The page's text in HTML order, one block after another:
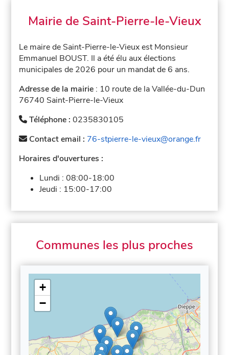
Mairie de Saint-Pierre-le-Vieux
Le maire de Saint-Pierre-le-Vieux est Monsieur
Emmanuel BOUST. Il a été élu aux élections
municipales de 2026 pour un mandat de 6 ans.
Adresse de la mairie : 10 route de la Vallée-du-Dun
76740 Saint-Pierre-le-Vieux
Téléphone :0235830105
Contact email : 76-stpierre-le-vieux@orange.fr
Horaires d'ouvertures :
Lundi :08:00-18:00
Jeudi : 15:00-17:00
Communes les plus proches
+
−